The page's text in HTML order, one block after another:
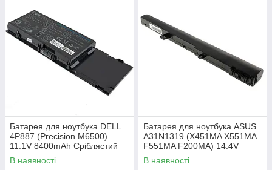
Батарея для ноутбука DELL
4P887 (Precision M6500)
11.1V 8400mAh Сріблястий
В наявності
Батарея для ноутбука ASUS
A31N1319 (X451MA X551MA
F551MA F200MA) 14.4V
2200mAh Чорний
В наявності